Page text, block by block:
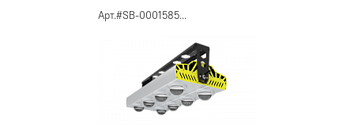
Арт.#SB-0001585...